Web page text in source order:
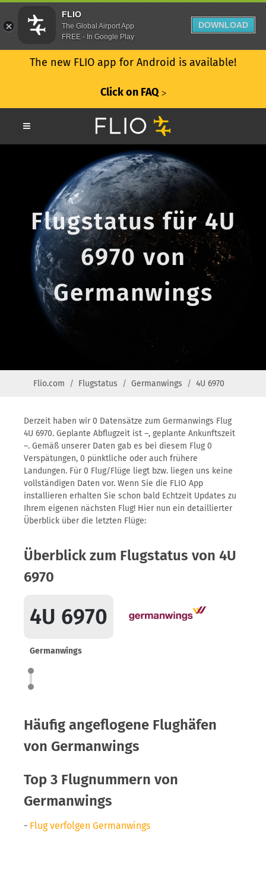
The new FLIO app for Android is available!
Click on FAQ ᐳ
Flugstatus für 4U
6970 von
Germanwings
Flio.com Flugstatus Germanwings 4U 6970
Derzeit haben wir 0 Datensätze zum Germanwings Flug
4U 6970. Geplante Abflugzeit ist –, geplante Ankunftszeit
–. Gemäß unserer Daten gab es bei diesem Flug 0
Verspätungen, 0 pünktliche oder auch frühere
Landungen. Für 0 Flug/Flüge liegt bzw. liegen uns keine
vollständigen Daten vor. Wenn Sie die FLIO App
installieren erhalten Sie schon bald Echtzeit Updates zu
Ihrem eigenen nächsten Flug! Hier nun ein detaillierter
Überblick über die letzten Flüge:
Überblick zum Flugstatus von 4U
6970
4U 6970
Germanwings
Häufig angeflogene Flughäfen
von Germanwings
Top 3 Flugnummern von
Germanwings
- Flug verfolgen Germanwings
FLIO
The Global Airport App
FREE - In Google Play
DOWNLOAD